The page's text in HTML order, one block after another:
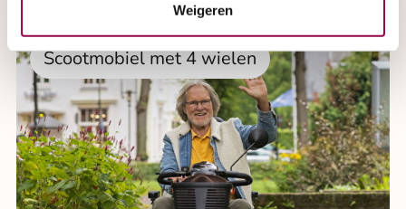
Weigeren
Scootmobiel met 4 wielen